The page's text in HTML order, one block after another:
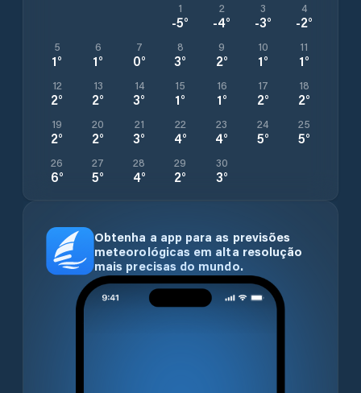
1
-5°
2
-4°
3
-3°
4
-2°
5
1°
6
1°
7
0°
8
3°
9
2°
10
1°
11
1°
12
2°
13
2°
14
3°
15
1°
16
1°
17
2°
18
2°
19
2°
20
2°
21
3°
22
4°
23
4°
24
5°
25
5°
26
6°
27
5°
28
4°
29
2°
30
3°
Obtenha a app para as previsões
meteorológicas em alta resolução
mais precisas do mundo.